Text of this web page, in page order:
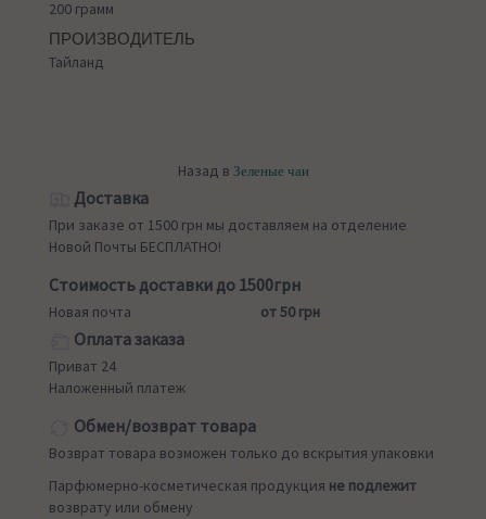
200 грамм
ПРОИЗВОДИТЕЛЬ
Тайланд
Назад в Зеленые чаи
Доставка
При заказе от 1500 грн мы доставляем на отделение
Новой Почты БЕСПЛАТНО!
Стоимость доставки до 1500грн
Новая почта от 50 грн
Оплата заказа
Приват 24
Наложенный платеж
Обмен/возврат товара
Возврат товара возможен только до вскрытия упаковки
Парфюмерно-косметическая продукция не подлежит
возврату или обмену